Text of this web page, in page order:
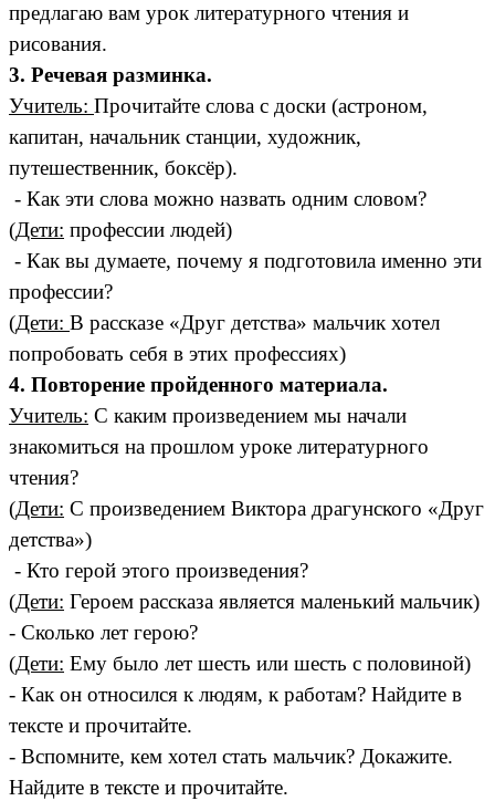
предлагаю вам урок литературного чтения и
рисования.
3. Речевая разминка.
Учитель: Прочитайте слова с доски (астроном,
капитан, начальник станции, художник,
путешественник, боксёр).
- Как эти слова можно назвать одним словом?
(Дети: профессии людей)
- Как вы думаете, почему я подготовила именно эти
профессии?
(Дети: В рассказе «Друг детства» мальчик хотел
попробовать себя в этих профессиях)
4. Повторение пройденного материала.
Учитель: С каким произведением мы начали
знакомиться на прошлом уроке литературного
чтения?
(Дети: С произведением Виктора драгунского «Друг
детства»)
- Кто герой этого произведения?
(Дети: Героем рассказа является маленький мальчик)
- Сколько лет герою?
(Дети: Ему было лет шесть или шесть с половиной)
- Как он относился к людям, к работам? Найдите в
тексте и прочитайте.
- Вспомните, кем хотел стать мальчик? Докажите.
Найдите в тексте и прочитайте.